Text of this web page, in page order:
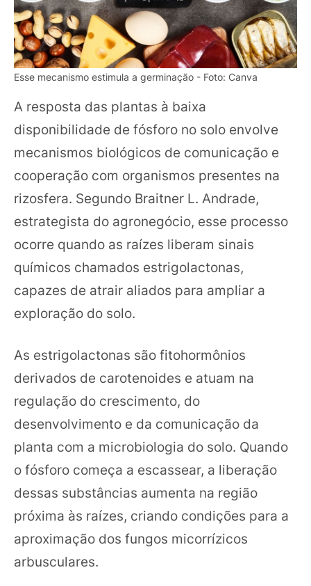
Esse mecanismo estimula a germinação - Foto: Canva
A resposta das plantas à baixa
disponibilidade de fósforo no solo envolve
mecanismos biológicos de comunicação e
cooperação com organismos presentes na
rizosfera. Segundo Braitner L. Andrade,
estrategista do agronegócio, esse processo
ocorre quando as raízes liberam sinais
químicos chamados estrigolactonas,
capazes de atrair aliados para ampliar a
exploração do solo.
As estrigolactonas são fitohormônios
derivados de carotenoides e atuam na
regulação do crescimento, do
desenvolvimento e da comunicação da
planta com a microbiologia do solo. Quando
o fósforo começa a escassear, a liberação
dessas substâncias aumenta na região
próxima às raízes, criando condições para a
aproximação dos fungos micorrízicos
arbusculares.